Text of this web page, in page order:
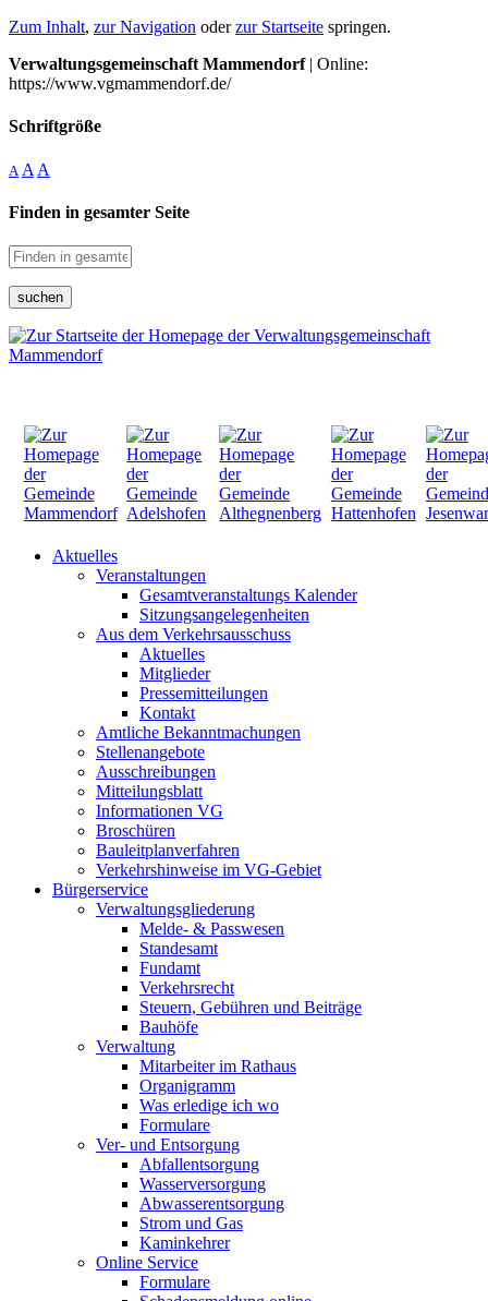
Zum Inhalt, zur Navigation oderzur Startseite springen.
Verwaltungsgemeinschaft Mammendorf| Online:
https://www.vgmammendorf.de/
Schriftgröße
A A A
Finden in gesamter Seite
suchen
Aktuelles
Veranstaltungen
Gesamtveranstaltungs Kalender
Sitzungsangelegenheiten
Aus dem Verkehrsausschuss
Aktuelles
Mitglieder
Pressemitteilungen
Kontakt
Amtliche Bekanntmachungen
Stellenangebote
Ausschreibungen
Mitteilungsblatt
Informationen VG
Broschüren
Bauleitplanverfahren
Verkehrshinweise im VG-Gebiet
Bürgerservice
Verwaltungsgliederung
Melde- & Passwesen
Standesamt
Fundamt
Verkehrsrecht
Steuern, Gebühren und Beiträge
Bauhöfe
Verwaltung
Mitarbeiter im Rathaus
Organigramm
Was erledige ich wo
Formulare
Ver- und Entsorgung
Abfallentsorgung
Wasserversorgung
Abwasserentsorgung
Strom und Gas
Kaminkehrer
Online Service
Formulare